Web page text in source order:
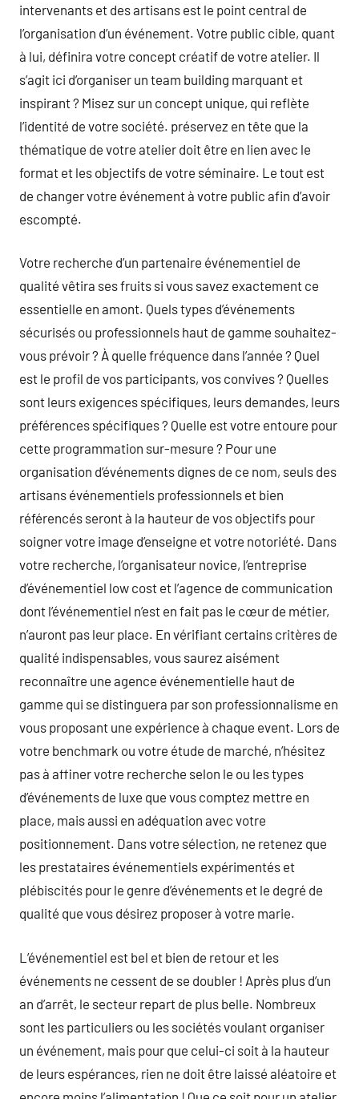
intervenants et des artisans est le point central de
l’organisation d’un événement. Votre public cible, quant
à lui, définira votre concept créatif de votre atelier. Il
s’agit ici d’organiser un team building marquant et
inspirant ? Misez sur un concept unique, qui reflète
l’identité de votre société. préservez en tête que la
thématique de votre atelier doit être en lien avec le
format et les objectifs de votre séminaire. Le tout est
de changer votre événement à votre public afin d’avoir
escompté.
Votre recherche d’un partenaire événementiel de
qualité vêtira ses fruits si vous savez exactement ce
essentielle en amont. Quels types d’événements
sécurisés ou professionnels haut de gamme souhaitez-
vous prévoir ? À quelle fréquence dans l’année ? Quel
est le profil de vos participants, vos convives ? Quelles
sont leurs exigences spécifiques, leurs demandes, leurs
préférences spécifiques ? Quelle est votre entoure pour
cette programmation sur-mesure ? Pour une
organisation d’événements dignes de ce nom, seuls des
artisans événementiels professionnels et bien
référencés seront à la hauteur de vos objectifs pour
soigner votre image d’enseigne et votre notoriété. Dans
votre recherche, l’organisateur novice, l’entreprise
d’événementiel low cost et l’agence de communication
dont l’événementiel n’est en fait pas le cœur de métier,
n’auront pas leur place. En vérifiant certains critères de
qualité indispensables, vous saurez aisément
reconnaître une agence événementielle haut de
gamme qui se distinguera par son professionnalisme en
vous proposant une expérience à chaque event. Lors de
votre benchmark ou votre étude de marché, n’hésitez
pas à affiner votre recherche selon le ou les types
d’événements de luxe que vous comptez mettre en
place, mais aussi en adéquation avec votre
positionnement. Dans votre sélection, ne retenez que
les prestataires événementiels expérimentés et
plébiscités pour le genre d’événements et le degré de
qualité que vous désirez proposer à votre marie.
L’événementiel est bel et bien de retour et les
événements ne cessent de se doubler ! Après plus d’un
an d’arrêt, le secteur repart de plus belle. Nombreux
sont les particuliers ou les sociétés voulant organiser
un événement, mais pour que celui-ci soit à la hauteur
de leurs espérances, rien ne doit être laissé aléatoire et